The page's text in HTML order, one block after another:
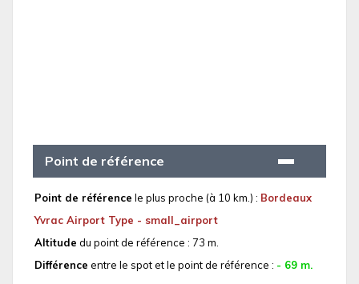
Point de référence
Point de référence le plus proche (à 10 km.) : Bordeaux
Yvrac Airport Type - small_airport
Altitude du point de référence : 73 m.
Différence entre le spot et le point de référence : - 69 m.